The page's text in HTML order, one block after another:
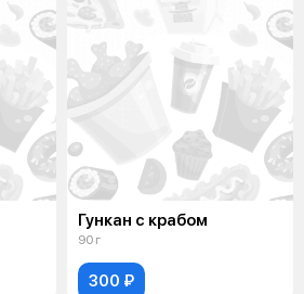
Гункан с крабом
90 г
300 ₽